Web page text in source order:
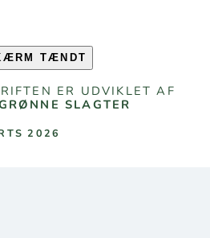
TÆNDT
ER UDVIKLET AF
SLAGTER
2026